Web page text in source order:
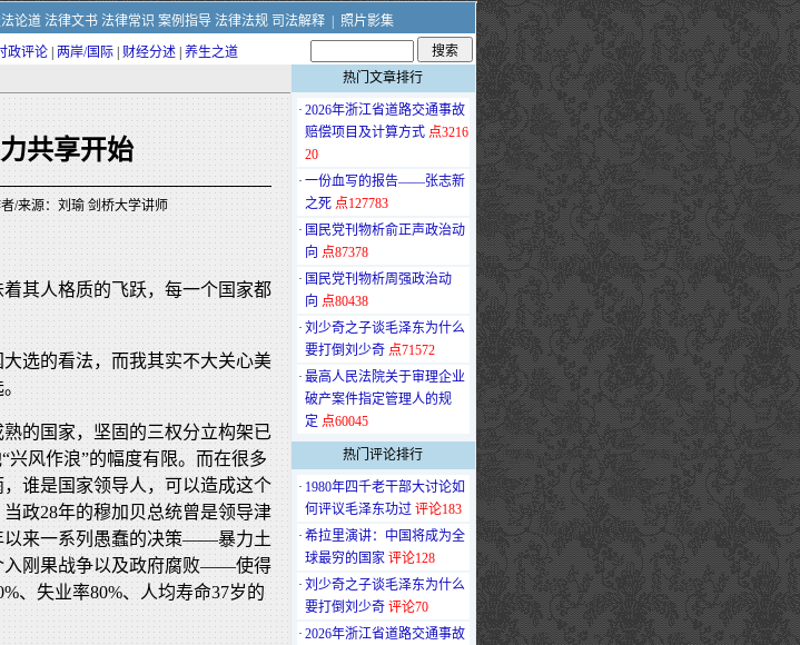
论道 法律文书 法律常识 案例指导 法律法规 司法解释|
照片影集
政评论 两岸/国际 财经分述 养生之道
共享开始
/来源：刘瑜 剑桥大学讲师
其人格质的飞跃，每一个国家都
选的看法，而我其实不大关心美
。
的国家，坚固的三权分立构架已
兴风作浪”的幅度有限。而在很多
谁是国家领导人，可以造成这个
政28年的穆加贝总统曾是领导津
以来一系列愚蠢的决策——暴力土
入刚果战争以及政府腐败——使得
、失业率80%、人均寿命37岁的
热门文章排行
· 2026年浙江省道路交通事故
赔偿项目及计算方式 点3216
20
· 一份血写的报告——张志新
之死 点127783
· 国民党刊物析俞正声政治动
向 点87378
· 国民党刊物析周强政治动
向 点80438
· 刘少奇之子谈毛泽东为什么
要打倒刘少奇 点71572
· 最高人民法院关于审理企业
破产案件指定管理人的规
定 点60045
热门评论排行
· 1980年四千老干部大讨论如
何评议毛泽东功过 评论183
· 希拉里演讲：中国将成为全
球最穷的国家 评论128
· 刘少奇之子谈毛泽东为什么
要打倒刘少奇 评论70
· 2026年浙江省道路交通事故